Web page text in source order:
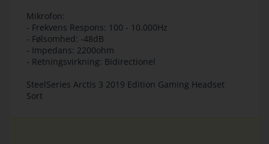
Mikrofon:
- Frekvens Respons: 100 - 10.000Hz
- Følsomhed: -48dB
- Impedans: 2200ohm
- Retningsvirkning: Bidirectionel
SteelSeries Arctis 3 2019 Edition Gaming Headset
Sort